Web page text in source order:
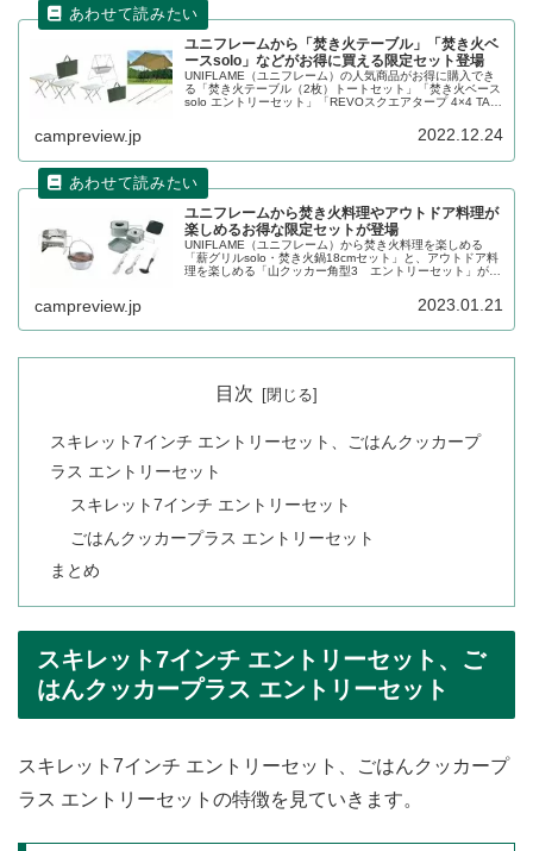
ユニフレームから「焚き火テーブル」「焚き火ベ
ースsolo」などがお得に買える限定セット登場
UNIFLAME（ユニフレーム）の人気商品がお得に購入でき
る「焚き火テーブル（2枚）トートセット」「焚き火ベース
solo エントリーセット」「REVOスクエアタープ 4×4 TAN
単品でバラバラに購入するよりお得です。詳細をレビュー
campreview.jp 2022.12.24
ユニフレームから焚き火料理やアウトドア料理が
楽しめるお得な限定セットが登場
UNIFLAME（ユニフレーム）から焚き火料理を楽しめる
「薪グリルsolo・焚き火鍋18cmセット」と、アウトドア料
理を楽しめる「山クッカー角型3 エントリーセット」が登
campreview.jp 2023.01.21
目次
スキレット7インチ エントリーセット、ごはんクッカープ
ラス エントリーセット
スキレット7インチ エントリーセット
ごはんクッカープラス エントリーセット
まとめ
スキレット7インチ エントリーセット、ご
はんクッカープラス エントリーセット
スキレット7インチ エントリーセット、ごはんクッカープ
ラス エントリーセットの特徴を見ていきます。